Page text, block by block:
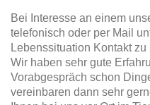
Bei Interesse an einem
telefonisch oder per Mail
Lebenssituation Kontakt zu
Wir haben sehr gute
Vorabgespräch schon
vereinbaren dann sehr